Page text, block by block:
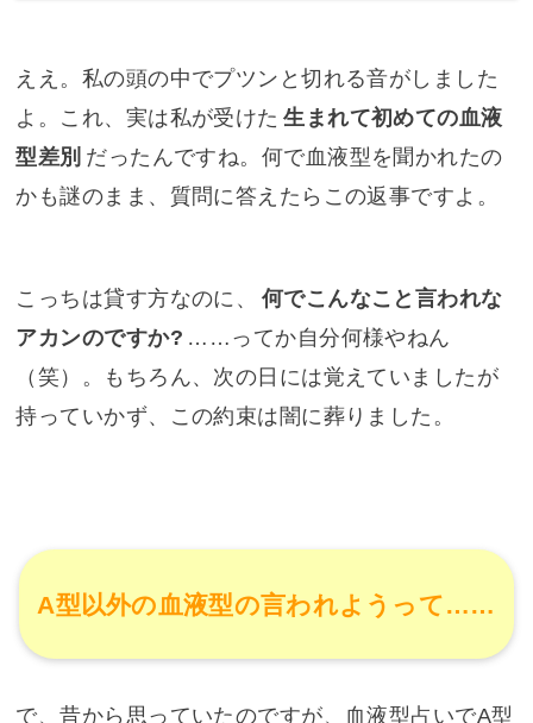
ええ。私の頭の中でプツンと切れる音がしました
よ。これ、実は私が受けた 生まれて初めての血液
型差別 だったんですね。何で血液型を聞かれたの
かも謎のまま、質問に答えたらこの返事ですよ。
こっちは貸す方なのに、
何でこんなこと言われな
アカンのですか? ……ってか自分何様やねん
（笑）。もちろん、次の日には覚えていましたが
持っていかず、この約束は闇に葬りました。
A型以外の血液型の言われようって……
で、昔から思っていたのですが、血液型占いでA型